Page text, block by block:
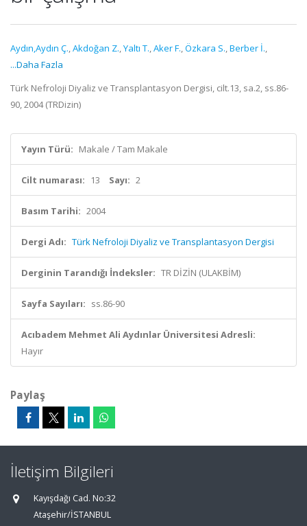
Aydın,Aydın Ç.,Akdoğan Z.,Yaltı T.,Aker F.,Özkara S.,Berber İ.,
...Daha Fazla
Türk Nefroloji Diyaliz ve Transplantasyon Dergisi, cilt.13, sa.2, ss.86-
90, 2004 (TRDizin)
Yayın Türü: Makale / Tam Makale
Cilt numarası: 13 Sayı: 2
Basım Tarihi: 2004
Dergi Adı: Türk Nefroloji Diyaliz ve Transplantasyon Dergisi
Derginin Tarandığı İndeksler: TR DİZİN (ULAKBİM)
Sayfa Sayıları: ss.86-90
Acıbadem Mehmet Ali Aydınlar Üniversitesi Adresli:
Hayır
Paylaş
İletişim Bilgileri
Kayışdağı Cad. No:32
Ataşehir/İSTANBUL